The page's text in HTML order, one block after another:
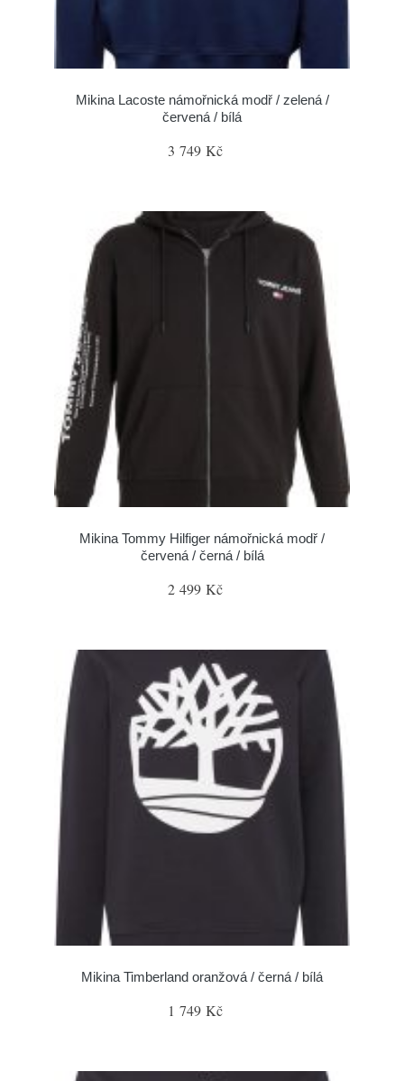
Mikina Lacoste námořnická modř / zelená /
červená / bílá
3 749 Kč
Mikina Tommy Hilfiger námořnická modř /
červená / černá / bílá
2 499 Kč
Mikina Timberland oranžová / černá / bílá
1 749 Kč